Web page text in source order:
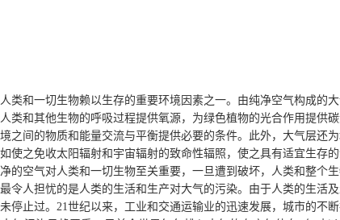
和一切生物赖以生存的重要环境因素之一。由纯净空气构成的
类和其他生物的呼吸过程提供氧源，为绿色植物的光合作用提供
之间的物质和能量交流与平衡提供必要的条件。此外，大气层还
使之免收太阳辐射和宇宙辐射的致命性辐照，使之具有适宜生存
的空气对人类和一切生物至关重要，一旦遭到破坏，人类和整个
令人担忧的是人类的生活和生产对大气的污染。由于人类的生活
停止过。21世纪以来，工业和交通运输业的迅速发展，城市的不